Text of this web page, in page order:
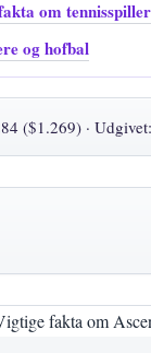
om
og hofbal
($1.269) ·
fakta om